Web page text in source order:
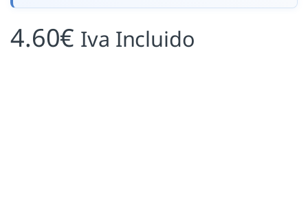
4.60€ Iva Incluido